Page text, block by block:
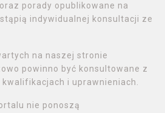
porady opublikowane na
indywidualnej konsultacji ze
na naszej stronie
powinno być konsultowane z
i uprawnieniach.
nie ponoszą